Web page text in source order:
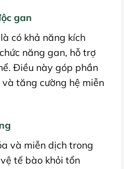
gan
có khả năng kích
năng gan, hỗ trợ
Điều này góp phần
tăng cường hệ miễn
và miễn dịch trong
tế bào khỏi tổn